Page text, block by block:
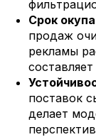
Срок
продаж
рекламы
поставок
делает